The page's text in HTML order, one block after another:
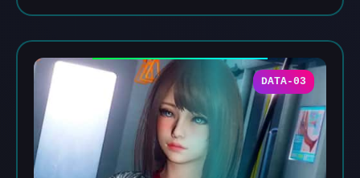
DATA-03